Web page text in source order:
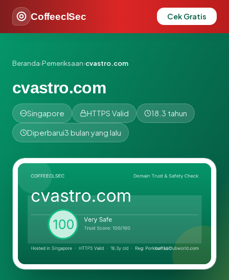
CoffeeclSec Cek Gratis
Beranda›Pemeriksaan›cvastro.com
cvastro.com
Singapore HTTPS Valid 18.3 tahun
Diperbarui3 bulan yang lalu